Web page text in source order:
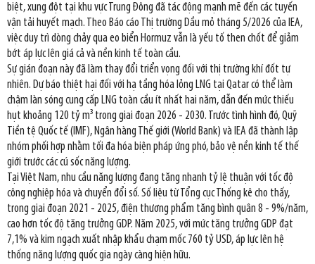
biệt, xung đột tại khu vực Trung Đông đã tác động mạnh mẽ đến các tuyến
vận tải huyết mạch. Theo Báo cáo Thị trường Dầu mỏ tháng 5/2026 của IEA,
việc duy trì dòng chảy qua eo biển Hormuz vẫn là yếu tố then chốt để giảm
bớt áp lực lên giá cả và nền kinh tế toàn cầu.
Sự gián đoạn này đã làm thay đổi triển vọng đối với thị trường khí đốt tự
nhiên. Dự báo thiệt hại đối với hạ tầng hóa lỏng LNG tại Qatar có thể làm
chậm làn sóng cung cấp LNG toàn cầu ít nhất hai năm, dẫn đến mức thiếu
hụt khoảng 120 tỷ m³ trong giai đoạn 2026 - 2030. Trước tình hình đó, Quỹ
Tiền tệ Quốc tế (IMF), Ngân hàng Thế giới (World Bank) và IEA đã thành lập
nhóm phối hợp nhằm tối đa hóa biện pháp ứng phó, bảo vệ nền kinh tế thế
giới trước các cú sốc năng lượng.
Tại Việt Nam, nhu cầu năng lượng đang tăng nhanh tỷ lệ thuận với tốc độ
công nghiệp hóa và chuyển đổi số. Số liệu từ Tổng cục Thống kê cho thấy,
trong giai đoạn 2021 - 2025, điện thương phẩm tăng bình quân 8 - 9%/năm,
cao hơn tốc độ tăng trưởng GDP. Năm 2025, với mức tăng trưởng GDP đạt
7,1% và kim ngạch xuất nhập khẩu chạm mốc 760 tỷ USD, áp lực lên hệ
thống năng lượng quốc gia ngày càng hiện hữu.